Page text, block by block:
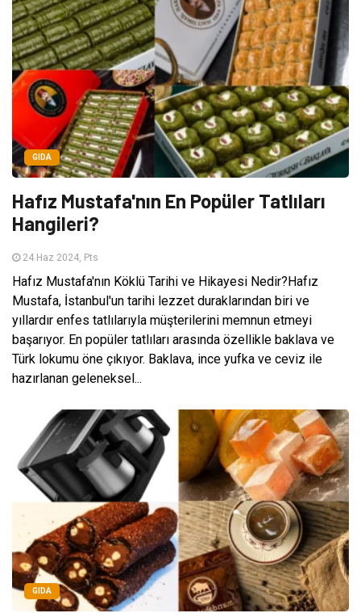
GIDA
Hafız Mustafa'nın En Popüler Tatlıları
Hangileri?
24 Haz 2024, Pts
Hafız Mustafa'nın Köklü Tarihi ve Hikayesi Nedir?Hafız
Mustafa, İstanbul'un tarihi lezzet duraklarından biri ve
yıllardır enfes tatlılarıyla müşterilerini memnun etmeyi
başarıyor. En popüler tatlıları arasında özellikle baklava ve
Türk lokumu öne çıkıyor. Baklava, ince yufka ve ceviz ile
hazırlanan geleneksel...
GIDA